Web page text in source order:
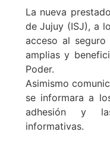
La nueva
de Jujuy (ISJ), a
acceso al
amplias y
Poder.
Asimismo
se informara a
adhesión y
informativas.